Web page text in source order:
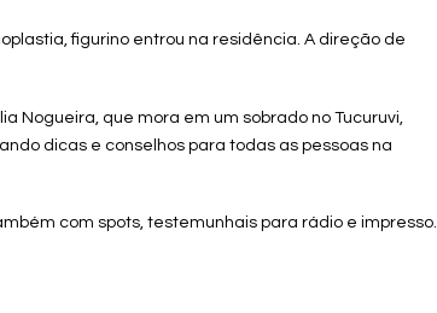
figurino entrou na residência. A direção de
Nogueira, que mora em um sobrado no Tucuruvi,
dicas e conselhos para todas as pessoas na
com spots, testemunhais para rádio e impresso.